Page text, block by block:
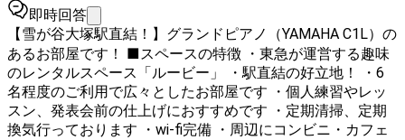
即時回答
【雪が谷大塚駅直結！】グランドピアノ（YAMAHA C1L）の
あるお部屋です！ ■スペースの特徴 ・東急が運営する趣味
のレンタルスペース「ルービー」 ・駅直結の好立地！ ・6
名程度のご利用で広々としたお部屋です ・個人練習やレッ
スン、発表会前の仕上げにおすすめです ・定期清掃、定期
換気行っております ・wi-fi完備 ・周辺にコンビニ・カフェ